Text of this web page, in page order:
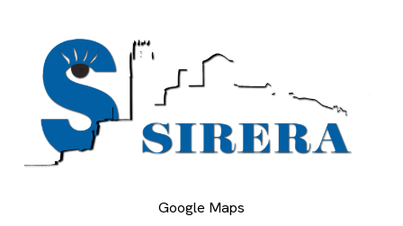
Google Maps